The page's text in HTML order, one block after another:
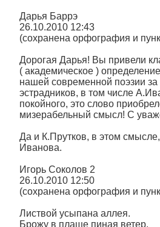
Дарья Баррэ
26.10.2010 12:43
(сохранена орфография и
Дорогая Дарья! Вы привели
( академическое )
нашей современной поэзии за
эстрадников, в том числе
покойного, это слово
мизерабельный смысл! С
Да и К.Прутков, в этом
Иванова.
Игорь Соколов 2
26.10.2010 12:50
(сохранена орфография и
Листвой усыпана аллея.
Брожу в плаще пиная ветер,